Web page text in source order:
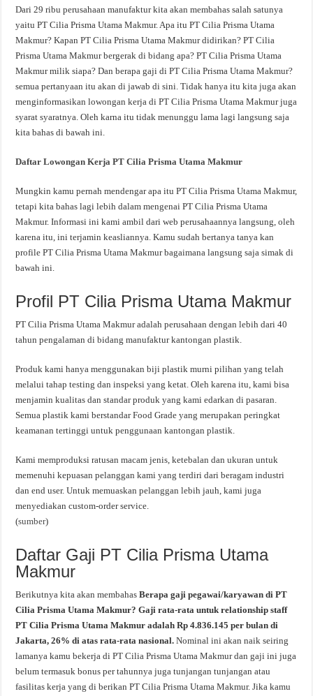
Dari 29 ribu perusahaan manufaktur kita akan membahas salah satunya
yaitu PT Cilia Prisma Utama Makmur. Apa itu PT Cilia Prisma Utama
Makmur? Kapan PT Cilia Prisma Utama Makmur didirikan? PT Cilia
Prisma Utama Makmur bergerak di bidang apa? PT Cilia Prisma Utama
Makmur milik siapa? Dan berapa gaji di PT Cilia Prisma Utama Makmur?
semua pertanyaan itu akan di jawab di sini. Tidak hanya itu kita juga akan
menginformasikan lowongan kerja di PT Cilia Prisma Utama Makmur juga
syarat syaratnya. Oleh karna itu tidak menunggu lama lagi langsung saja
kita bahas di bawah ini.
Daftar Lowongan Kerja PT Cilia Prisma Utama Makmur
Mungkin kamu pernah mendengar apa itu PT Cilia Prisma Utama Makmur,
tetapi kita bahas lagi lebih dalam mengenai PT Cilia Prisma Utama
Makmur. Informasi ini kami ambil dari web perusahaannya langsung, oleh
karena itu, ini terjamin keasliannya. Kamu sudah bertanya tanya kan
profile PT Cilia Prisma Utama Makmur bagaimana langsung saja simak di
bawah ini.
Profil PT Cilia Prisma Utama Makmur
PT Cilia Prisma Utama Makmur adalah perusahaan dengan lebih dari 40
tahun pengalaman di bidang manufaktur kantongan plastik.
Produk kami hanya menggunakan biji plastik murni pilihan yang telah
melalui tahap testing dan inspeksi yang ketat. Oleh karena itu, kami bisa
menjamin kualitas dan standar produk yang kami edarkan di pasaran.
Semua plastik kami berstandar Food Grade yang merupakan peringkat
keamanan tertinggi untuk penggunaan kantongan plastik.
Kami memproduksi ratusan macam jenis, ketebalan dan ukuran untuk
memenuhi kepuasan pelanggan kami yang terdiri dari beragam industri
dan end user. Untuk memuaskan pelanggan lebih jauh, kami juga
menyediakan custom-order service.
(sumber)
Daftar Gaji PT Cilia Prisma Utama
Makmur
Berikutnya kita akan membahasBerapa gaji pegawai/karyawan di PT
Cilia Prisma Utama Makmur? Gaji rata-rata untuk relationship staff
PT Cilia Prisma Utama Makmur adalah Rp 4.836.145 per bulan di
Jakarta, 26% di atas rata-rata nasional.Nominal ini akan naik seiring
lamanya kamu bekerja di PT Cilia Prisma Utama Makmur dan gaji ini juga
belum termasuk bonus per tahunnya juga tunjangan tunjangan atau
fasilitas kerja yang di berikan PT Cilia Prisma Utama Makmur. Jika kamu